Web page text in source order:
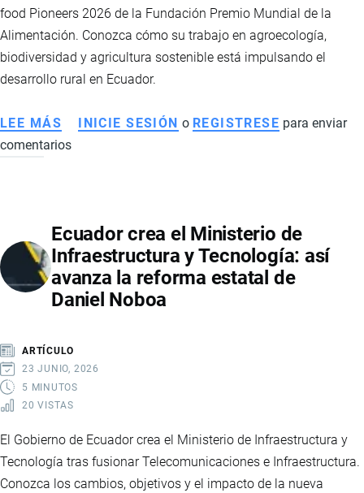
food Pioneers 2026 de la Fundación Premio Mundial de la
Alimentación. Conozca cómo su trabajo en agroecología,
biodiversidad y agricultura sostenible está impulsando el
desarrollo rural en Ecuador.
LEE MÁS SOBRE
JOSSELYN
AGRICULTORA
ECUATORIANA
RECONOCIDA
ENTRE
MUNDIALES
QUE
TRANSFORMAN
INICIE SESIÓN o REGISTRESE para enviar
comentarios
Ecuador crea el Ministerio de
Infraestructura y Tecnología: así
avanza la reforma estatal de
Daniel Noboa
ARTÍCULO
23 JUNIO, 2026
5 MINUTOS
20 VISTAS
El Gobierno de Ecuador crea el Ministerio de Infraestructura y
Tecnología tras fusionar Telecomunicaciones e Infraestructura.
Conozca los cambios, objetivos y el impacto de la nueva